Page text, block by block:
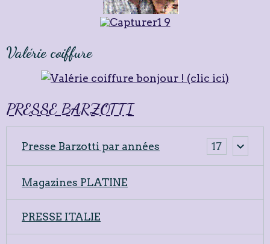
Valérie coiffure
PRESSE BARZOTTI
Presse Barzotti par années 17
Magazines PLATINE
PRESSE ITALIE